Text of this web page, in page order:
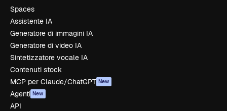
Spaces
Assistente IA
Generatore di immagini IA
Generatore di video IA
Sintetizzatore vocale IA
Contenuti stock
MCP per Claude/ChatGPT New
Agenti New
API